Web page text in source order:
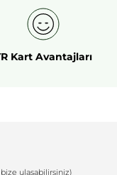
Kart Avantajları
ulaşabilirsiniz)